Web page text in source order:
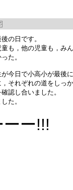
の日です。
も，他の児童も，み
た。
今日で小高小が最後
それぞれの道をしっ
認し合いました。
た。
ー!!!